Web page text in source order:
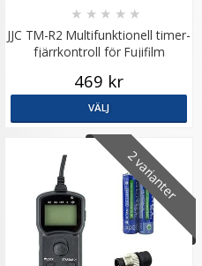
JJC TM-R2 Multifunktionell timer-
fjärrkontroll för Fujifilm
★ ★ ★ ★ ★
469 kr
VÄLJ
2 varianter